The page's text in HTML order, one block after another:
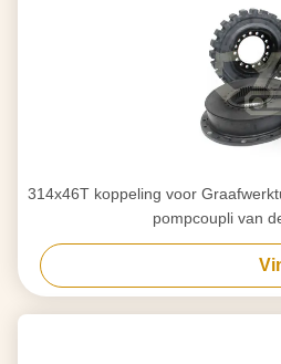
314x46T koppeling voor
pompcoupli van